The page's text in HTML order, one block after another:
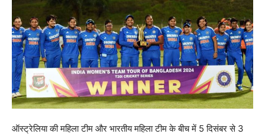
ऑस्ट्रेलिया की महिला टीम और भारतीय महिला टीम के बीच में 5 दिसंबर से 3